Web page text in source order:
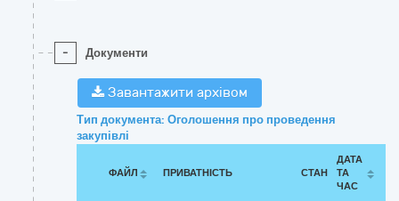
- Документи
Завантажити архівом
Тип документа: Оголошення про проведення
закупівлі
ФАЙЛ ПРИВАТНІСТЬ СТАН
ДАТА
ТА
ЧАС